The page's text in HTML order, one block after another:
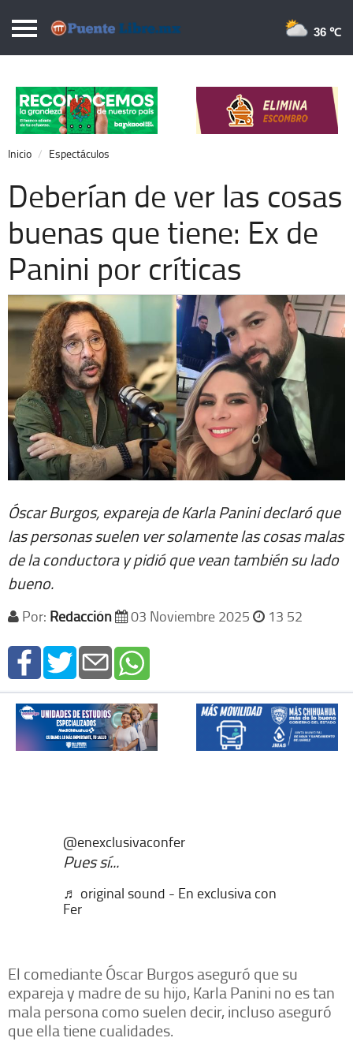
Puentelibre.mx
Local
Nacional
Opinión
Cronos
Economía
Espectáculos
Extra +
36 ℃
Inicio Espectáculos
Deberían de ver las cosas
buenas que tiene: Ex de
Panini por críticas
Óscar Burgos, expareja de Karla Panini declaró que
las personas suelen ver solamente las cosas malas
de la conductora y pidió que vean también su lado
bueno.
Por: Redacción 03 Noviembre 2025 13 52
@enexclusivaconfer
Pues sí...
♬ original sound - En exclusiva con
Fer
El comediante Óscar Burgos aseguró que su
expareja y madre de su hijo, Karla Panini no es tan
mala persona como suelen decir, incluso aseguró
que ella tiene cualidades.